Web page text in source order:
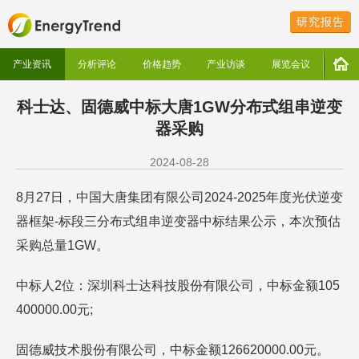
研究报告
产业资讯 分析评论 价格趋势 产业访谈 展览会议
科士达、固德威中标大唐1GW分布式组串逆变
器采购
2024-08-28
8月27日，中国大唐集团有限公司2024-2025年度光伏逆变
器框架-标段三分布式组串逆变器中标结果公示，本次预估
采购总量1GW。
中标人2位：深圳科士达科技股份有限公司，中标金额105
400000.00元;
固德威技术股份有限公司，中标金额126620000.00元。